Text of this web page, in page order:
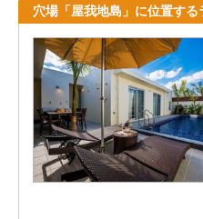
穴場「屋我地島」に位置す